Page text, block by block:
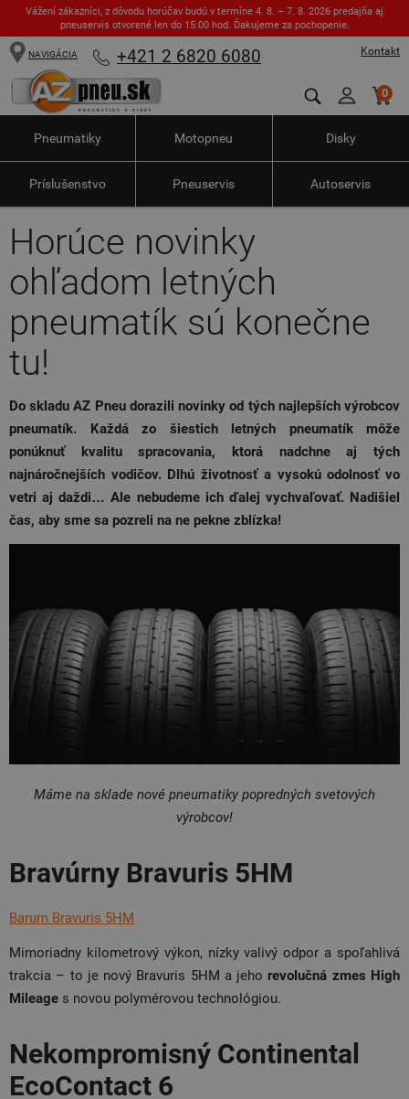
Vážení zákazníci, z dôvodu horúčav budú v termíne 4. 8. – 7. 8. 2026 predajňa aj
pneuservis otvorené len do 15:00 hod. Ďakujeme za pochopenie.
Kontakt
NAVIGÁCIA +421 2 6820 6080
0
Pneumatiky Motopneu Disky
Príslušenstvo Pneuservis Autoservis
Horúce novinky
ohľadom letných
pneumatík sú konečne
tu!
Do skladu AZ Pneu dorazili novinky od tých najlepších výrobcov
pneumatík. Každá zo šiestich letných pneumatík môže
ponúknuť kvalitu spracovania, ktorá nadchne aj tých
najnáročnejších vodičov. Dlhú životnosť a vysokú odolnosť vo
vetri aj daždi… Ale nebudeme ich ďalej vychvaľovať. Nadišiel
čas, aby sme sa pozreli na ne pekne zblízka!
Máme na sklade nové pneumatiky popredných svetových
výrobcov!
Bravúrny Bravuris 5HM
Barum Bravuris 5HM
Mimoriadny kilometrový výkon, nízky valivý odpor a spoľahlivá
trakcia – to je nový Bravuris 5HM a jeho revolučná zmes High
Mileage s novou polymérovou technológiou.
Nekompromisný Continental
EcoContact 6